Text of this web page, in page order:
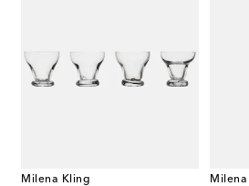
Milena Kling